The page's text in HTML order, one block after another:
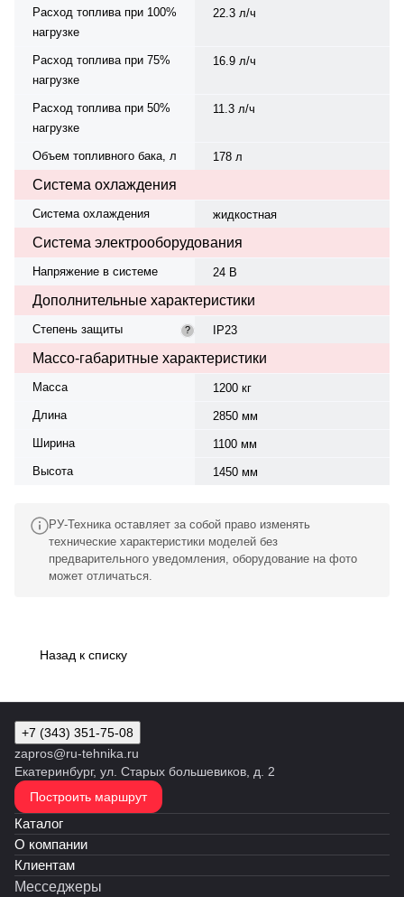
Расход топлива при 100%
нагрузке
22.3 л/ч
Расход топлива при 75%
нагрузке
16.9 л/ч
Расход топлива при 50%
нагрузке
11.3 л/ч
Объем топливного бака, л 178 л
Система охлаждения
Система охлаждения жидкостная
Система электрооборудования
Напряжение в системе 24 В
Дополнительные характеристики
Степень защиты ? IP23
Массо-габаритные характеристики
Масса
1200 кг
Длина
2850 мм
Ширина
1100 мм
Высота
1450 мм
РУ-Техника оставляет за собой право изменять
технические характеристики моделей без
предварительного уведомления, оборудование на фото
может отличаться.
Назад к списку
+7 (343) 351-75-08
zapros@ru-tehnika.ru
Екатеринбург, ул. Старых большевиков, д. 2
Построить маршрут
Каталог
О компании
Клиентам
Месседжеры